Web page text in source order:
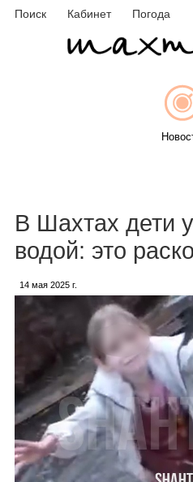
Поиск Кабинет Погода
Инфо
В Шахтах дети
водой: это
14 мая 2025 г.